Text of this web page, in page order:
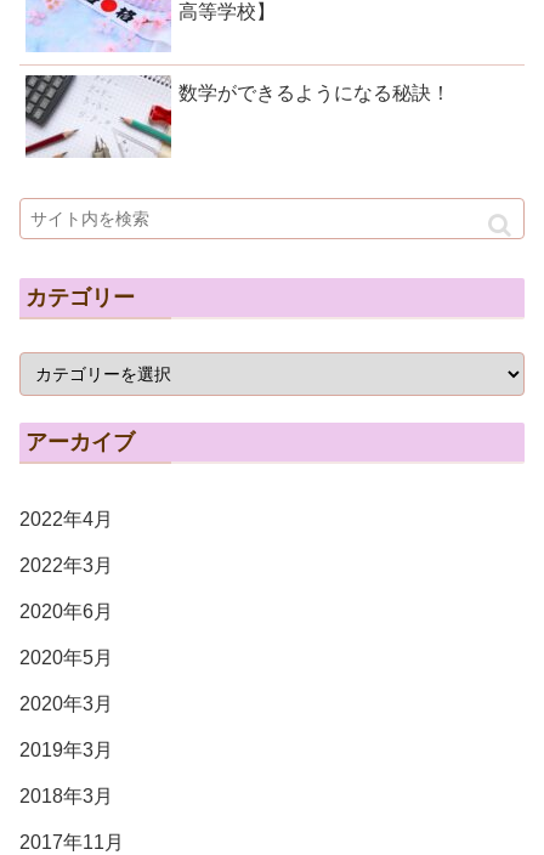
高等学校】
数学ができるようになる秘訣！
カテゴリー
アーカイブ
2022年4月
2022年3月
2020年6月
2020年5月
2020年3月
2019年3月
2018年3月
2017年11月